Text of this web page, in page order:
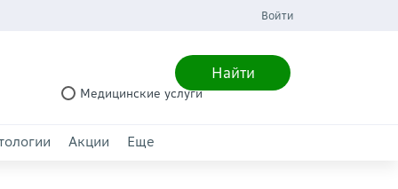
Войти
Найти
Медицинские услуги
Акции Еще